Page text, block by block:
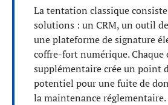
La tentation classique
solutions : un CRM, un outil
une plateforme de signature
coffre-fort numérique. Chaque
supplémentaire crée un point
potentiel pour une fuite de
la maintenance réglementaire.